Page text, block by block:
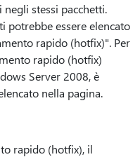
stessi pacchetti.
potrebbe essere elencato
rapido (hotfix)". Per
rapido (hotfix)
Server 2008, è
nella pagina.
rapido (hotfix), il